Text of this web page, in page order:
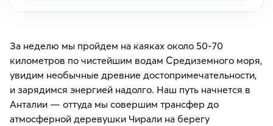
За неделю мы пройдем на каяках около 50-70
километров по чистейшим водам Средиземного моря,
увидим необычные древние достопримечательности,
и зарядимся энергией надолго. Наш путь начнется в
Анталии — оттуда мы совершим трансфер до
атмосферной деревушки Чирали на берегу